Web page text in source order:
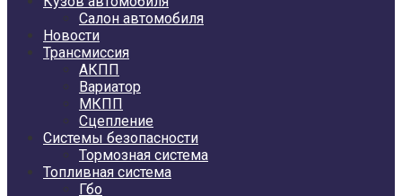
Салон автомобиля
Новости
Трансмиссия
АКПП
Вариатор
МКПП
Сцепление
Системы безопасности
Тормозная система
Топливная система
Гбо